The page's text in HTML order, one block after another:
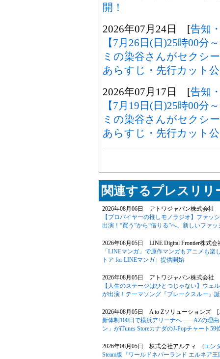
開！
2026年07月24日 [告知
【7月26日(日)25時00分
ミの染谷さんがセクシ
あらすじ・先行カット
2026年07月17日 [告知
【7月19日(日)25時00分
ミの染谷さんがセクシ
あらすじ・先行カット
関連するプレスリリ
2026年08月06日 アトワジャパン株式会社
【プロバイヤーの推しモノラジオ】ファッ
出演！“買う”から“借りる”へ、新しいファ
2026年08月05日 LINE Digital Frontier株式
「LINEマンガ」で原作マンガもアニメも
トア for LINEマンガ」提供開始
2026年08月05日 アトワジャパン株式会社
【人生のステージはひとつじゃない】ウェ
が出演！テーマソング『ブレークスルー』
2026年08月05日 A to Zソリューションズ [
新体制100日で横浜アリーナへ――AZの理
ン」がiTunes StoreカナダのJ-Popチャート59
2026年08月05日 株式会社アルティ [エン
Steam版『ワールドネバーランド エルネア